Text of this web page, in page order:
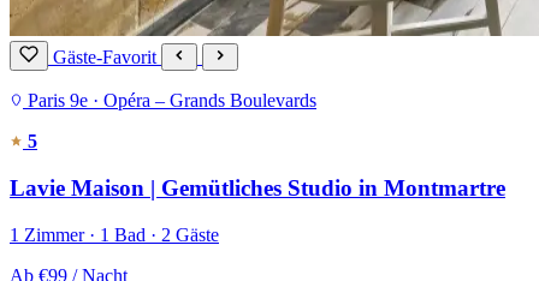
Gäste-Favorit
Paris 9e · Opéra – Grands Boulevards
5
Lavie Maison | Gemütliches Studio in Montmartre
1 Zimmer · 1 Bad · 2 Gäste
Ab €99 / Nacht